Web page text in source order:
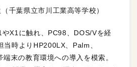
千葉県立市川工業高等学校）
X1に触れ、PC98、DOS/Vを経
当時よりHP200LX、Palm、
末の教育環境への導入を模索。